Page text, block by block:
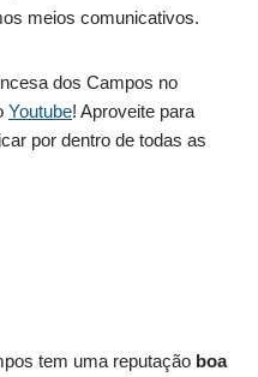
meios comunicativos.
dos Campos no
Youtube! Aproveite para
por dentro de todas as
tem uma reputação boa